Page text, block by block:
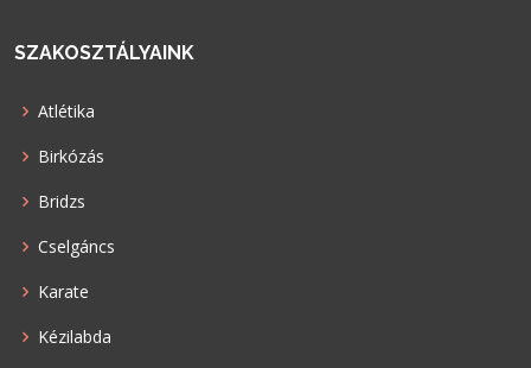
SZAKOSZTÁLYAINK
Atlétika
Birkózás
Bridzs
Cselgáncs
Karate
Kézilabda